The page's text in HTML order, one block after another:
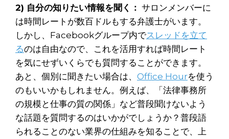
2) 自分の知りたい情報を聞く： サロンメンバーに
は時間レートが数百ドルもする弁護士がいます。
しかし、Facebookグループ内でスレッドを立て
るのは自由なので、これを活用すれば時間レート
を気にせずいくらでも質問することができます。
あと、個別に聞きたい場合は、 Office Hourを使う
のもいいかもしれません。例えば、「法律事務所
の規模と仕事の質の関係」など普段聞けないよう
な話題を質問するのはいかがでしょうか？普段語
られることのない業界の仕組みを知ることで、上